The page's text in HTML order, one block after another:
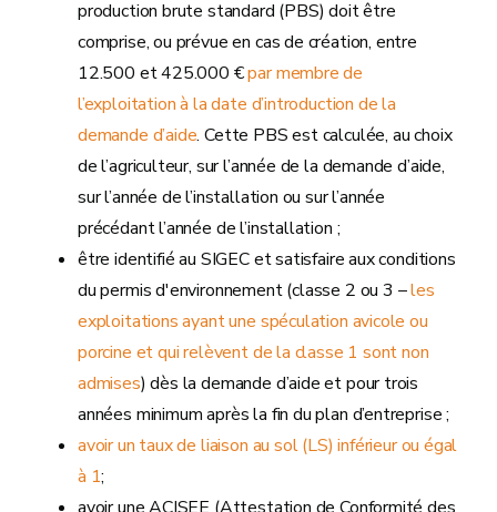
production brute standard (PBS) doit être
comprise, ou prévue en cas de création, entre
12.500 et 425.000 €par membre de
l’exploitation à la date d’introduction de la
demande d’aide. Cette PBS est calculée, au choix
de l’agriculteur, sur l’année de la demande d’aide,
sur l’année de l’installation ou sur l’année
précédant l’année de l’installation ;
être identifié au SIGEC et satisfaire aux conditions
du permis d'environnement (classe 2 ou 3 –les
exploitations ayant une spéculation avicole ou
porcine et qui relèvent de la classe 1 sont non
admises) dès la demande d’aide et pour trois
années minimum après la fin du plan d’entreprise ;
avoir un taux de liaison au sol (LS) inférieur ou égal
à 1;